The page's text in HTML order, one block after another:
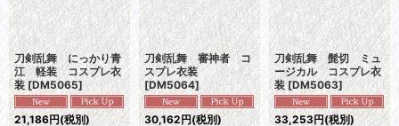
刀剣乱舞 にっかり青
江 軽装 コスプレ衣
装 [DM5065]
21,186円(税別)
刀剣乱舞 審神者 コ
スプレ衣装
[DM5064]
30,162円(税別)
刀剣乱舞 髭切 ミュ
ージカル コスプレ衣
装 [DM5063]
33,253円(税別)